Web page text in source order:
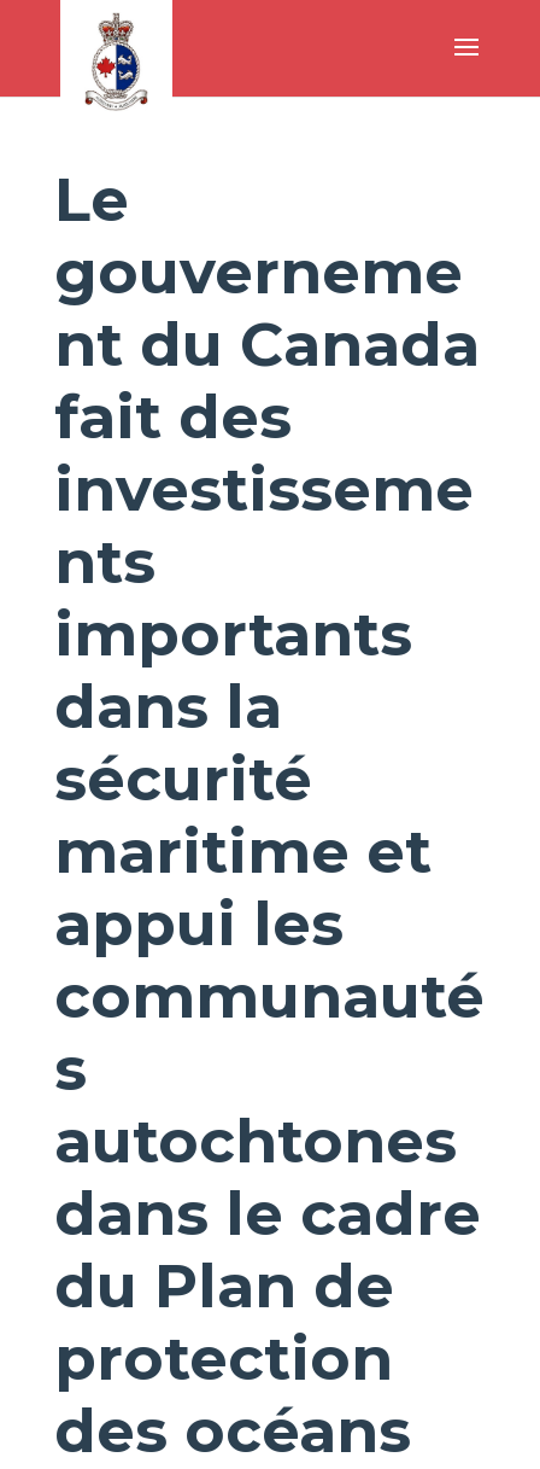
Le
gouverneme
nt du Canada
fait des
investisseme
nts
importants
dans la
sécurité
maritime et
appui les
communauté
s
autochtones
dans le cadre
du Plan de
protection
des océans